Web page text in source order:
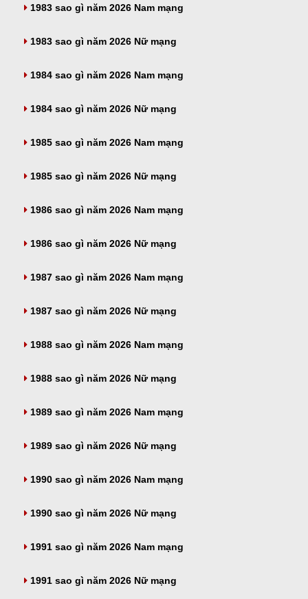
1983 sao gì năm 2026 Nam mạng
1983 sao gì năm 2026 Nữ mạng
1984 sao gì năm 2026 Nam mạng
1984 sao gì năm 2026 Nữ mạng
1985 sao gì năm 2026 Nam mạng
1985 sao gì năm 2026 Nữ mạng
1986 sao gì năm 2026 Nam mạng
1986 sao gì năm 2026 Nữ mạng
1987 sao gì năm 2026 Nam mạng
1987 sao gì năm 2026 Nữ mạng
1988 sao gì năm 2026 Nam mạng
1988 sao gì năm 2026 Nữ mạng
1989 sao gì năm 2026 Nam mạng
1989 sao gì năm 2026 Nữ mạng
1990 sao gì năm 2026 Nam mạng
1990 sao gì năm 2026 Nữ mạng
1991 sao gì năm 2026 Nam mạng
1991 sao gì năm 2026 Nữ mạng